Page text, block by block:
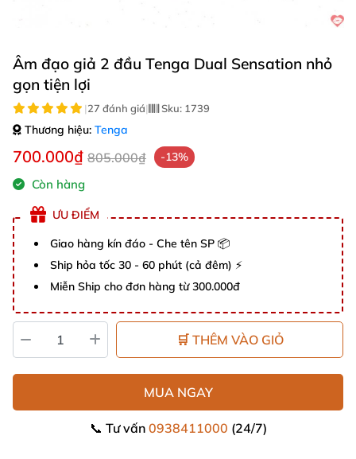
Âm đạo giả 2 đầu Tenga Dual Sensation nhỏ
gọn tiện lợi
|27 đánh giá| Sku: 1739
Thương hiệu: Tenga
700.000₫ 805.000₫ -13%
Còn hàng
ƯU ĐIỂM
Giao hàng kín đáo - Che tên SP 📦
Ship hỏa tốc 30 - 60 phút (cả đêm) ⚡
Miễn Ship cho đơn hàng từ 300.000đ
🛒 THÊM VÀO GIỎ
MUA NGAY
📞 Tư vấn 0938411000 (24/7)